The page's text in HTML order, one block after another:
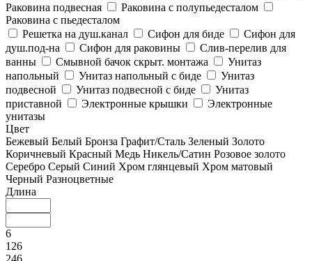
Раковина подвесная
Раковина с полупьедесталом
Раковина с пьедесталом
Решетка на душ.канал
Сифон для биде
Сифон для
душ.под-на
Сифон для раковины
Слив-перелив для
ванны
Смывной бачок скрыт. монтажа
Унитаз
напольный
Унитаз напольный с биде
Унитаз
подвесной
Унитаз подвесной с биде
Унитаз
приставной
Электронные крышки
Электронные
унитазы
Цвет
Бежевый Белый Бронза Графит/Сталь Зеленый Золото
Коричневый Красный Медь Никель/Сатин Розовое золото
Серебро Серый Синий Хром глянцевый Хром матовый
Черный Разноцветные
Длина
6
126
246